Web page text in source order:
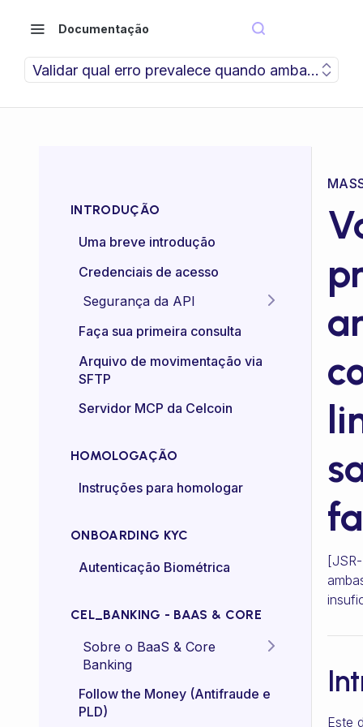
Documentação
Validar qual erro prevalece quando ambas as
INTRODUÇÃO
Uma breve introdução
Credenciais de acesso
Segurança da API
Idempotência das APIs
Certificado mTLS
control)
Faça sua primeira consulta
Arquivo de movimentação via
SFTP
Servidor MCP da Celcoin
HOMOLOGAÇÃO
Instruções para homologar
ONBOARDING KYC
Autenticação Biométrica
CEL_BANKING - BAAS & CORE
Sobre o BaaS & Core
Banking
FAQs
Follow the Money (Antifraude e
PLD)
Este